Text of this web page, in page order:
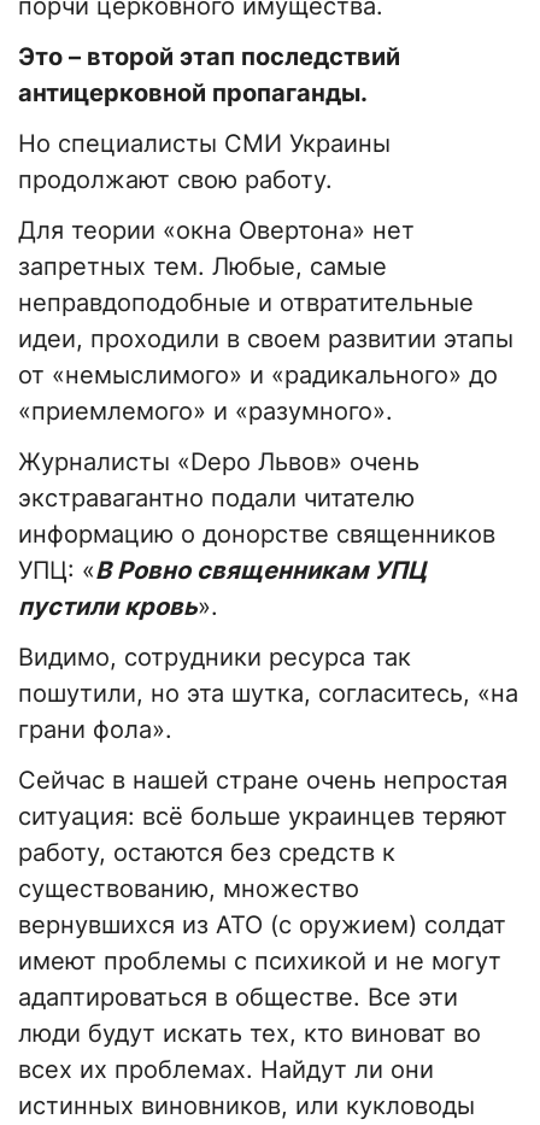
порчи церковного имущества.
Это – второй этап последствий
антицерковной пропаганды.
Но специалисты СМИ Украины
продолжают свою работу.
Для теории «окна Овертона» нет
запретных тем. Любые, самые
неправдоподобные и отвратительные
идеи, проходили в своем развитии этапы
от «немыслимого» и «радикального» до
«приемлемого» и «разумного».
Журналисты «Depo Львов» очень
экстравагантно подали читателю
информацию о донорстве священников
УПЦ: «В Ровно священникам УПЦ
пустили кровь».
Видимо, сотрудники ресурса так
пошутили, но эта шутка, согласитесь, «на
грани фола».
Сейчас в нашей стране очень непростая
ситуация: всё больше украинцев теряют
работу, остаются без средств к
существованию, множество
вернувшихся из АТО (с оружием) солдат
имеют проблемы с психикой и не могут
адаптироваться в обществе. Все эти
люди будут искать тех, кто виноват во
всех их проблемах. Найдут ли они
истинных виновников, или кукловоды